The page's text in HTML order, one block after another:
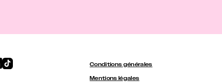
Conditions générales
Mentions légales